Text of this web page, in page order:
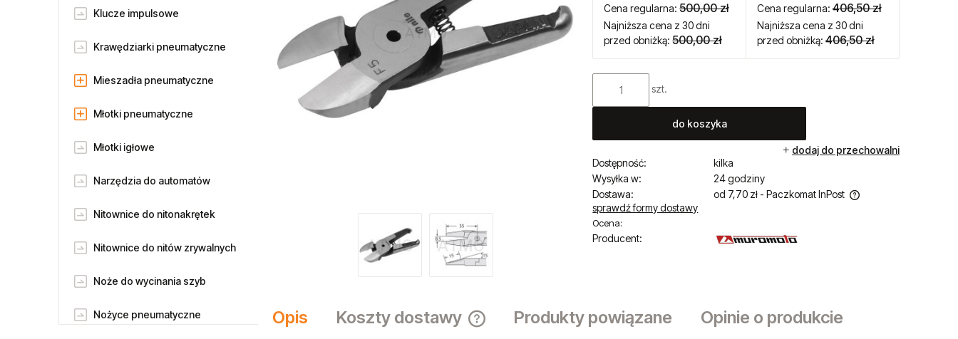
Klucze impulsowe
Krawędziarki pneumatyczne
Mieszadła pneumatyczne
Młotki pneumatyczne
Młotki igłowe
Narzędzia do automatów
Nitownice do nitonakrętek
Nitownice do nitów zrywalnych
Noże do wycinania szyb
Nożyce pneumatyczne
Cena regularna:500,00 zł
Najniższa cena z 30 dni
przed obniżką:500,00 zł
Cena regularna:406,50 zł
Najniższa cena z 30 dni
przed obniżką:406,50 zł
szt.
do koszyka
dodaj do przechowalni
Dostępność:
kilka
Wysyłka w:
24 godziny
Dostawa:
od 7,70 zł - Paczkomat InPost
sprawdź formy dostawy
Ocena:
Producent:
Opis Koszty dostawy Produkty powiązane Opinie o produkcie